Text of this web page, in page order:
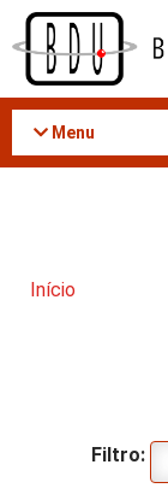
Acessar
conteúdo
Menu
Início
Filtro: